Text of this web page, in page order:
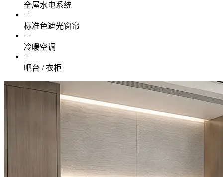
全屋水电系统
标准色遮光窗帘
冷暖空调
吧台 / 衣柜